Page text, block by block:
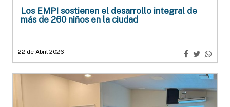
Los EMPI sostienen el desarrollo integral de
más de 260 niños en la ciudad
22 de Abril 2026